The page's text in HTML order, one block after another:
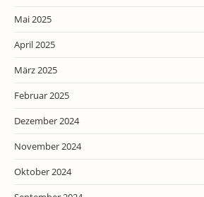
Mai 2025
April 2025
März 2025
Februar 2025
Dezember 2024
November 2024
Oktober 2024